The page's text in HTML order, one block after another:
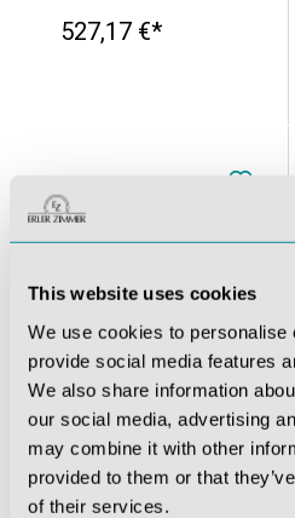
This website uses cookies
We use cookies to personalise
provide social media features
We also share information
our social media, advertising
may combine it with other
provided to them or that
of their services.
527,17 €*
Wundmoulage Risswunde
235,62 €*